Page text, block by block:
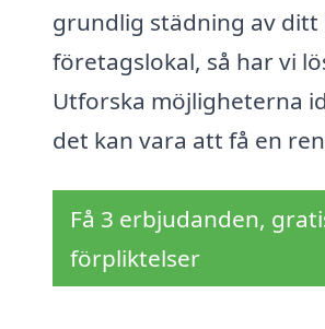
grundlig städning av ditt
företagslokal, så har vi
Utforska möjligheterna
det kan vara att få en
Få 3 erbjudanden,
förpliktelser